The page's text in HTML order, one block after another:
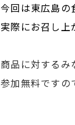
今回は東広島
実際にお召し上
商品に対するみ
参加無料です